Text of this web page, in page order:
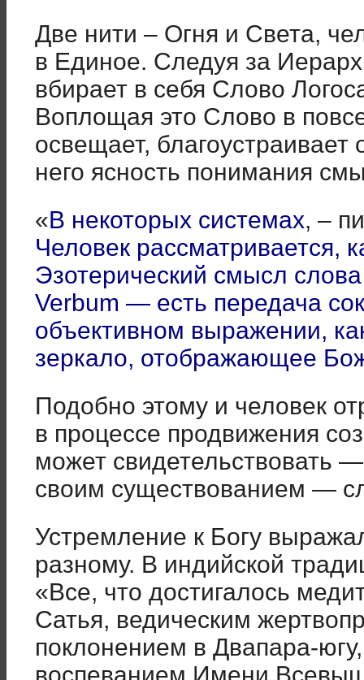
Две нити – Огня и Света,
в Единое. Следуя за
вбирает в себя Слово
Воплощая это Слово в
освещает,
него ясность понимания
«В некоторых системах, –
Человек рассматривается,
Эзотерический смысл
Verbum — есть передача
объективном выражении,
зеркало, отображающее
Подобно этому и человек
в процессе продвижения
может свидетельствовать
своим существованием —
Устремление к Богу
разному. В индийской
«Все, что достигалось
Сатья, ведическим
поклонением в Двапара-